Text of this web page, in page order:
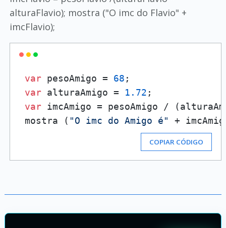
alturaFlavio); mostra ("O imc do Flavio" +
imcFlavio);
var pesoAmigo = 68 ;
var alturaAmigo = 1.72 ;
var imcAmigo = pesoAmigo /
mostra ( "O imc do Amigo é" +
COPIAR CÓDIGO